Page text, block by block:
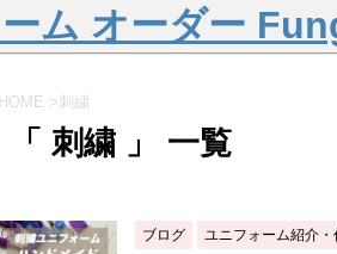
ム オーダー
HOME >刺繍
「 刺繍 」 一覧
ブログ ユニフォーム紹介・